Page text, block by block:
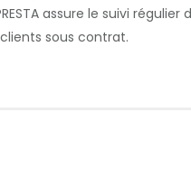
assure le suivi
sous contrat.